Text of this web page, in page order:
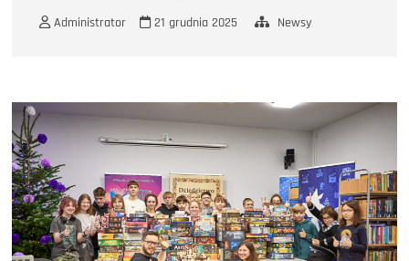
Administrator 21 grudnia 2025 Newsy